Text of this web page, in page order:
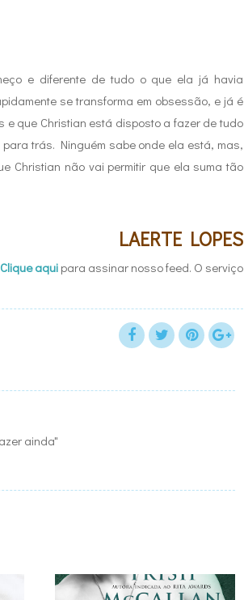
e diferente de tudo o que ela já havia
se transforma em obsessão, e já é
que Christian está disposto a fazer de tudo
trás. Ninguém sabe onde ela está, mas,
Christian não vai permitir que ela suma tão
LAERTE LOPES
Clique aquipara assinar nosso feed. O serviço
ainda"